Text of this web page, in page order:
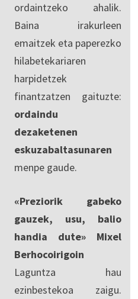
ordaintzeko ahalik.
Baina irakurleen
emaitzek eta paperezko
hilabetekariaren
harpidetzek
finantzatzen gaituzte:
ordaindu
dezaketenen
eskuzabaltasunaren
menpe gaude.
«Preziorik gabeko
gauzek, usu, balio
handia dute» Mixel
Berhocoirigoin
Laguntza hau
ezinbestekoa zaigu.